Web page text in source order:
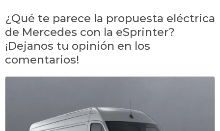
¿Qué te parece la propuesta eléctrica
de Mercedes con la eSprinter?
¡Dejanos tu opinión en los
comentarios!